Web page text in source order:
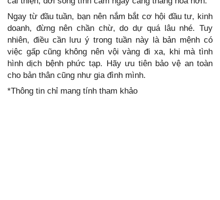
Ngay từ đầu tuần, bạn nên nắm bắt cơ hội đầu tư, kinh
doanh, đừng nên chần chừ, do dự quá lâu nhé. Tuy
nhiên, điều cần lưu ý trong tuần này là bản mệnh có
việc gấp cũng không nên vội vàng đi xa, khi mà tình
hình dịch bệnh phức tạp. Hãy ưu tiên bảo vệ an toàn
cho bản thân cũng như gia đình mình.
*Thông tin chỉ mang tính tham khảo